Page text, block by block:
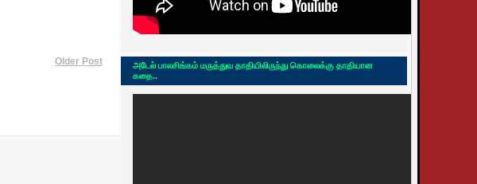
Older Post
அடேல் பாலசிங்கம் மருத்துவ தாதியிலிருந்து கொலைக்கு தாதியான
கதை..